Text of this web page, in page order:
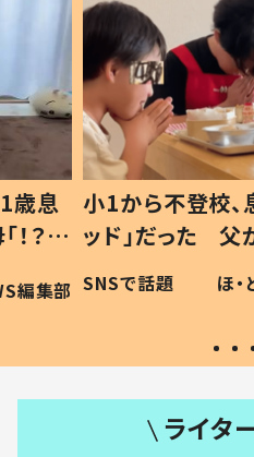
歳息
？」
編集部
小1から不登校、
ッド」だった 父
作り続ける理由
#令和の子
SNSで話題 ほ
ライタ